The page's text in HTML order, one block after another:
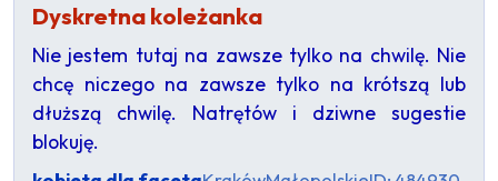
Dyskretna koleżanka
Nie jestem tutaj na zawsze tylko na chwilę. Nie
chcę niczego na zawsze tylko na krótszą lub
dłuższą chwilę. Natrętów i dziwne sugestie
blokuję.